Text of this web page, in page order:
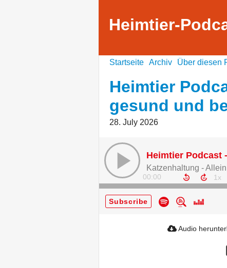
Heimtier-
Startseite Archiv Über diesen
Heimtier
gesund und
28. July 2026
00:00
Subscribe
Audio